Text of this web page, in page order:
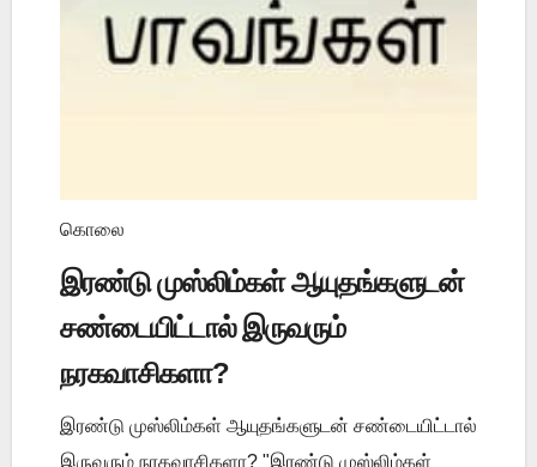
கொலை
இரண்டு முஸ்லிம்கள் ஆயுதங்களுடன்
சண்டையிட்டால் இருவரும்
நரகவாசிகளா?
இரண்டு முஸ்லிம்கள் ஆயுதங்களுடன் சண்டையிட்டால்
இருவரும் நரகவாசிகளா? "இரண்டு முஸ்லிம்கள்